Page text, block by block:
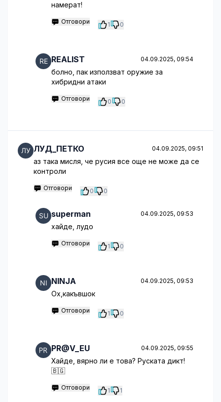
намерат!
Отговори 1 0
REALIST 04.09.2025, 09:54
болно, пак използват оружие за
хибридни атаки
Отговори 0 0
ЛУД_ПЕТКО 04.09.2025, 09:51
аз така мисля, че русия все още не може да се
контроли
Отговори 0 0
superman 04.09.2025, 09:53
хайде, лудо
Отговори 1 0
NINJA 04.09.2025, 09:53
Ох,какъвшок
Отговори 1 0
PR@V_EU 04.09.2025, 09:55
Хайде, вярно ли е това? Руската дикт!
🇧🇬
Отговори 1 1